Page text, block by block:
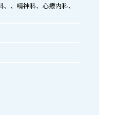
、精神科、心療内科、